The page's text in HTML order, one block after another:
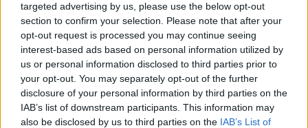
targeted advertising by us, please use the below opt-out
section to confirm your selection. Please note that after your
opt-out request is processed you may continue seeing
interest-based ads based on personal information utilized by
us or personal information disclosed to third parties prior to
your opt-out. You may separately opt-out of the further
disclosure of your personal information by third parties on the
IAB’s list of downstream participants. This information may
also be disclosed by us to third parties on the IAB’s List of